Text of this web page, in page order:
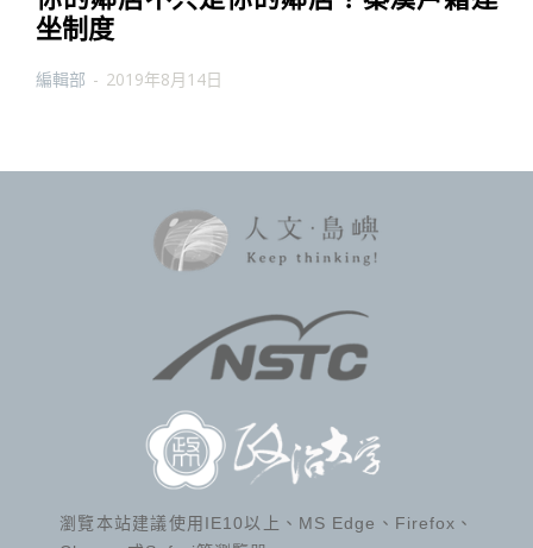
坐制度
編輯部 - 2019年8月14日
瀏覽本站建議使用IE10以上、MS Edge、Firefox、